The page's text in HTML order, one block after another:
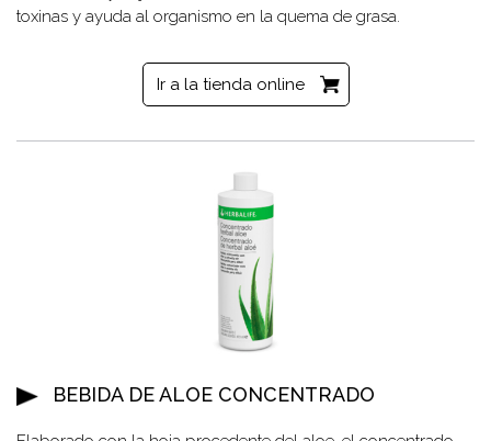
toxinas y ayuda al organismo en la quema de grasa.
Ir a la tienda online
BEBIDA DE ALOE CONCENTRADO